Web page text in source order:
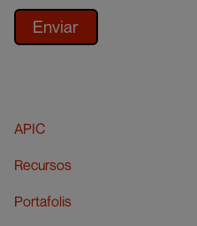
APIC
Recursos
Portafolis